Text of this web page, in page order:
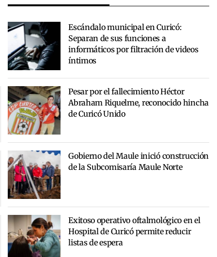
Escándalo municipal en Curicó:
Separan de sus funciones a
informáticos por filtración de videos
íntimos
Pesar por el fallecimiento Héctor
Abraham Riquelme, reconocido hincha
de Curicó Unido
Gobierno del Maule inició construcción
de la Subcomisaría Maule Norte
Exitoso operativo oftalmológico en el
Hospital de Curicó permite reducir
listas de espera